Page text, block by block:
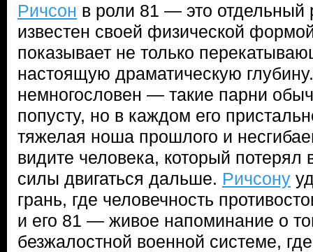
Ричсон в роли 81 — это отдельный
известен своей физической
показывает не только
настоящую драматическую
немногословен — такие парни
попусту, но в каждом его
тяжелая ноша прошлого и
видите человека, который
силы двигаться дальше. Ричсону
грань, где человечность
и его 81 — живое напоминание о
безжалостной военной системе,